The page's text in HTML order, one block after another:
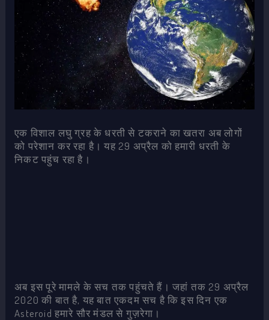
एक विशाल लघु ग्रह के धरती से टकराने का खतरा अब लोगों
को परेशान कर रहा है। यह 29 अप्रैल को हमारी धरती के
निकट पहुंच रहा है।
अब इस पूरे मामले के सच तक पहुंचते हैं। जहां तक 29 अप्रैल
2020 की बात है, यह बात एकदम सच है कि इस दिन एक
Asteroid हमारे सौर मंडल से गुज़रेगा।